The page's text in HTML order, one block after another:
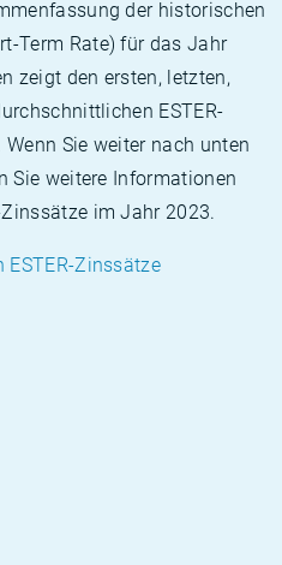
der historischen
Term Rate) für das Jahr
zeigt den ersten, letzten,
ESTER-
Sie weiter nach unten
Sie weitere Informationen
im Jahr 2023.
ESTER-Zinssätze